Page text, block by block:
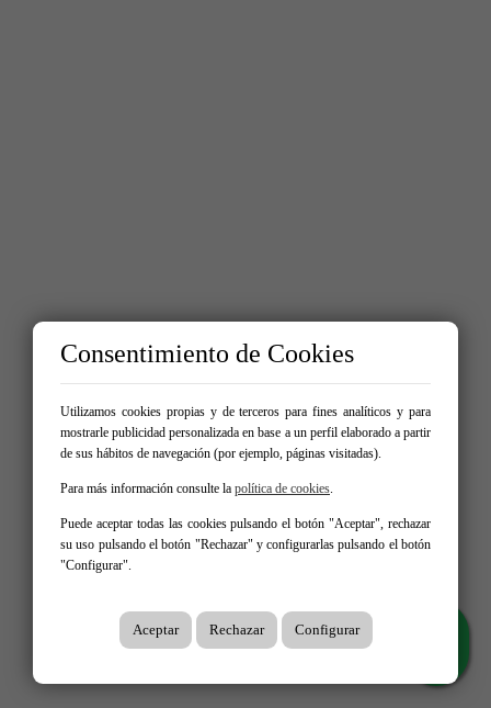
Consentimiento de Cookies
Utilizamos cookies propias y de terceros para fines analíticos y para
mostrarle publicidad personalizada en base a un perfil elaborado a partir
de sus hábitos de navegación (por ejemplo, páginas visitadas).
Para más información consulte la política de cookies.
Puede aceptar todas las cookies pulsando el botón "Aceptar", rechazar
su uso pulsando el botón "Rechazar" y configurarlas pulsando el botón
"Configurar".
Aceptar Rechazar Configurar